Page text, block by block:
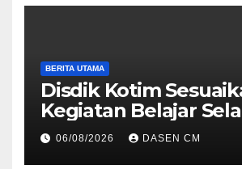
BERITA UTAMA
Disdik Kotim
Kegiatan Belajar
Musim Kemarau
06/08/2026 DASEN CM